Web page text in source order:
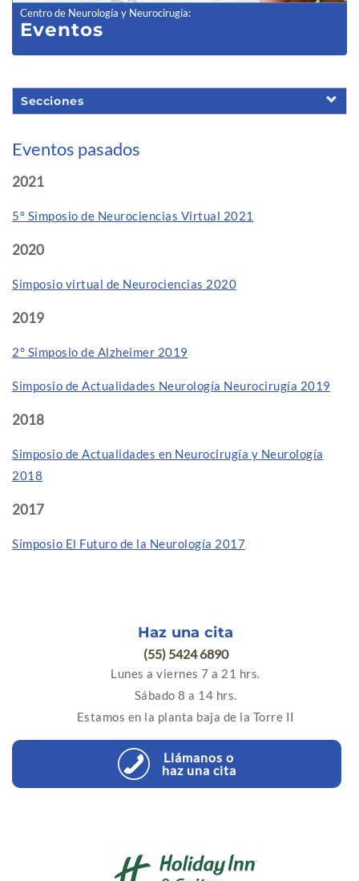
Centro de Neurología y Neurocirugía:
Eventos
Secciones
Eventos pasados
2021
5º Simposio de Neurociencias Virtual 2021
2020
Simposio virtual de Neurociencias 2020
2019
2° Simposio de Alzheimer 2019
Simposio de Actualidades Neurología Neurocirugía 2019
2018
Simposio de Actualidades en Neurocirugía y Neurología
2018
2017
Simposio El Futuro de la Neurología 2017
Haz una cita
(55) 5424 6890
Lunes a viernes 7 a 21 hrs.
Sábado 8 a 14 hrs.
Estamos en la planta baja de la Torre II
Llámanos o
haz una cita